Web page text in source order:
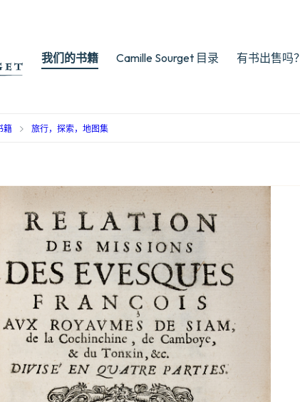
我们的书籍 Camille Sourget 目录 有书出售吗？
籍 旅行，探索，地图集